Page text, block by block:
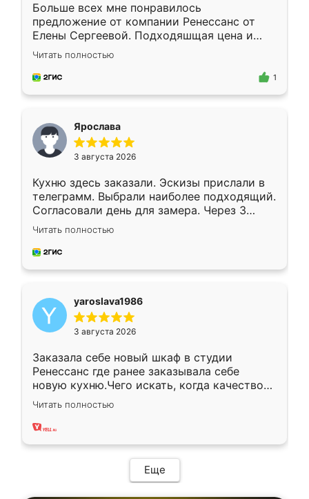
Больше всех мне понравилось
предложение от компании Ренессанс от
Елены Сергеевой. Подходяшщая цена и
короткие сроки изготовления. Приехавший
для замера сотрудник Владислав
предложил по моему эскизу самый
Читать полностью
1
Ярослава
3 августа 2026
Кухню здесь заказали. Эскизы прислали в
телеграмм. Выбрали наиболее подходящий.
Согласовали день для замера. Через 3
недели кухня была уже готова. Остались
довольны работой. Спасибо Ренессанс
мебель за качественную работу!
Читать полностью
yaroslava1986
3 августа 2026
Заказала себе новый шкаф в студии
Ренессанс где ранее заказывала себе
новую кухню.Чего искать, когда качеством
вполне довольна. Служит кухня уже почти
два года, нареканий нет.
Читать полностью
Еще